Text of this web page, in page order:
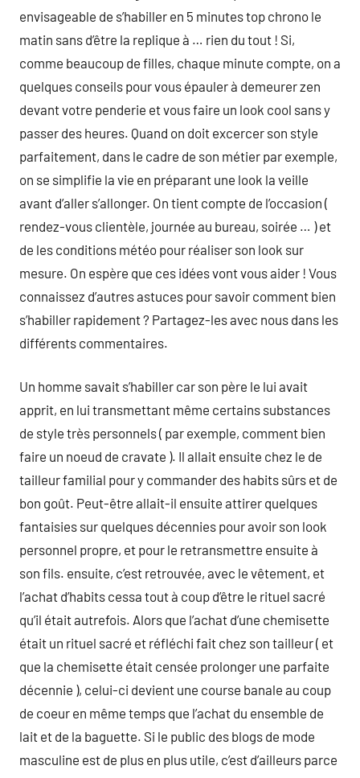
envisageable de s’habiller en 5 minutes top chrono le
matin sans d’être la replique à … rien du tout ! Si,
comme beaucoup de filles, chaque minute compte, on a
quelques conseils pour vous épauler à demeurer zen
devant votre penderie et vous faire un look cool sans y
passer des heures. Quand on doit excercer son style
parfaitement, dans le cadre de son métier par exemple,
on se simplifie la vie en préparant une look la veille
avant d’aller s’allonger. On tient compte de l’occasion (
rendez-vous clientèle, journée au bureau, soirée … ) et
de les conditions météo pour réaliser son look sur
mesure. On espère que ces idées vont vous aider ! Vous
connaissez d’autres astuces pour savoir comment bien
s’habiller rapidement ? Partagez-les avec nous dans les
différents commentaires.
Un homme savait s’habiller car son père le lui avait
apprit, en lui transmettant même certains substances
de style très personnels ( par exemple, comment bien
faire un noeud de cravate ). Il allait ensuite chez le de
tailleur familial pour y commander des habits sûrs et de
bon goût. Peut-être allait-il ensuite attirer quelques
fantaisies sur quelques décennies pour avoir son look
personnel propre, et pour le retransmettre ensuite à
son fils. ensuite, c’est retrouvée, avec le vêtement, et
l’achat d’habits cessa tout à coup d’être le rituel sacré
qu’il était autrefois. Alors que l’achat d’une chemisette
était un rituel sacré et réfléchi fait chez son tailleur ( et
que la chemisette était censée prolonger une parfaite
décennie ), celui-ci devient une course banale au coup
de coeur en même temps que l’achat du ensemble de
lait et de la baguette. Si le public des blogs de mode
masculine est de plus en plus utile, c’est d’ailleurs parce